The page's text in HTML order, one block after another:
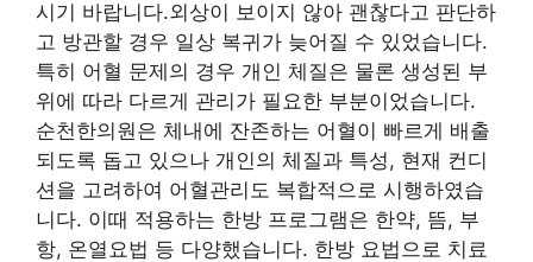
시기 바랍니다.외상이 보이지 않아 괜찮다고 판단하
고 방관할 경우 일상 복귀가 늦어질 수 있었습니다.
특히 어혈 문제의 경우 개인 체질은 물론 생성된 부
위에 따라 다르게 관리가 필요한 부분이었습니다.
순천한의원은 체내에 잔존하는 어혈이 빠르게 배출
되도록 돕고 있으나 개인의 체질과 특성, 현재 컨디
션을 고려하여 어혈관리도 복합적으로 시행하였습
니다. 이때 적용하는 한방 프로그램은 한약, 뜸, 부
항, 온열요법 등 다양했습니다. 한방 요법으로 치료